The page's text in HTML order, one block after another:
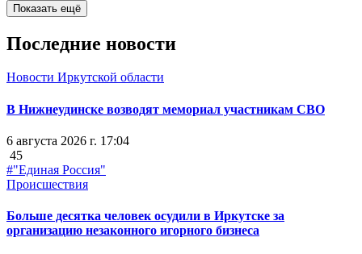
Показать ещё
Последние новости
Новости Иркутской области
В Нижнеудинске возводят мемориал участникам СВО
6 августа 2026 г. 17:04
45
#"Единая Россия"
Происшествия
Больше десятка человек осудили в Иркутске за
организацию незаконного игорного бизнеса